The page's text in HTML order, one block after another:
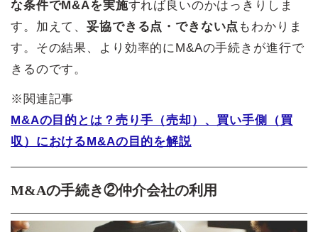
な条件でM&Aを実施すれば良いのかはっきりしま
す。加えて、妥協できる点・できない点 もわかりま
す。その結果、より効率的にM&Aの手続きが進行で
きるのです。
※関連記事
M&Aの目的とは？売り手（売却）、買い手側（買
収）におけるM&Aの目的を解説
M&Aの手続き②仲介会社の利用